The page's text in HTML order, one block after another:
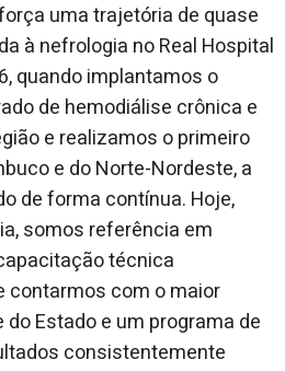
uma trajetória de quase
à nefrologia no Real Hospital
quando implantamos o
de hemodiálise crônica e
e realizamos o primeiro
e do Norte-Nordeste, a
de forma contínua. Hoje,
somos referência em
técnica
contarmos com o maior
Estado e um programa de
consistentemente